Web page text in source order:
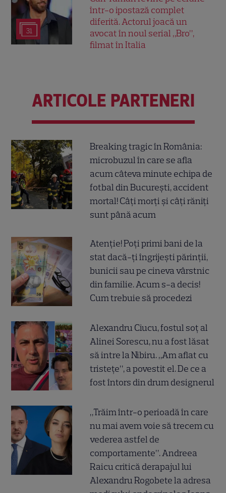
31
într-o ipostază complet
diferită. Actorul joacă un
avocat în noul serial „Bro”,
filmat în Italia
ARTICOLE PARTENERI
Breaking tragic în România:
microbuzul în care se afla
acum câteva minute echipa de
fotbal din București, accident
mortal! Câți morți și câți răniți
sunt până acum
Atenție! Poți primi bani de la
stat dacă-ți îngrijești părinții,
bunicii sau pe cineva vârstnic
din familie. Acum s-a decis!
Cum trebuie să procedezi
Alexandru Ciucu, fostul soț al
Alinei Sorescu, nu a fost lăsat
să intre la Nibiru. „Am aflat cu
tristețe”, a povestit el. De ce a
fost întors din drum designerul
„Trăim într-o perioadă în care
nu mai avem voie să trecem cu
vederea astfel de
comportamente”. Andreea
Raicu critică derapajul lui
Alexandru Rogobete la adresa